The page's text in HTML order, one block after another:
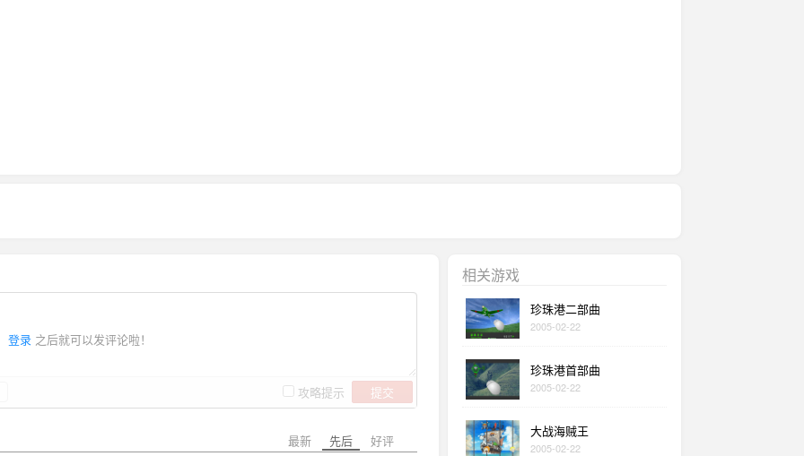
登录 之后就可以发评论啦！
攻略提示 提交
最新 先后 好评
相关游戏
珍珠港二部曲
2005-02-22
珍珠港首部曲
2005-02-22
大战海贼王
2005-02-22